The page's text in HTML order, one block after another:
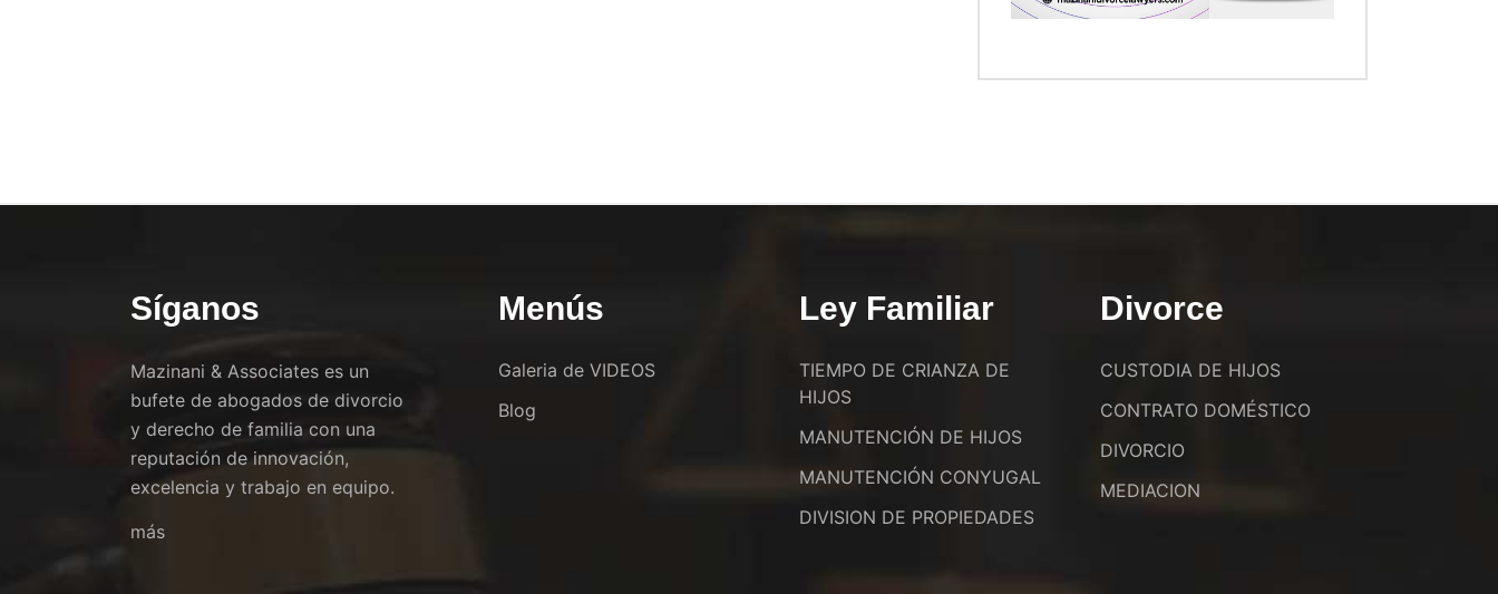
Síganos
Mazinani & Associates es un
bufete de abogados de divorcio
y derecho de familia con una
reputación de innovación,
excelencia y trabajo en equipo.
más
Menús
Galeria de VIDEOS
Blog
Ley Familiar
TIEMPO DE CRIANZA DE
HIJOS
MANUTENCIÓN DE HIJOS
MANUTENCIÓN CONYUGAL
DIVISION DE PROPIEDADES
Divorce
CUSTODIA DE HIJOS
CONTRATO DOMÉSTICO
DIVORCIO
MEDIACION